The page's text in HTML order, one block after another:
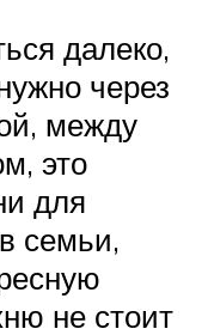
далеко,
через
между
это
для
семьи,
не стоит